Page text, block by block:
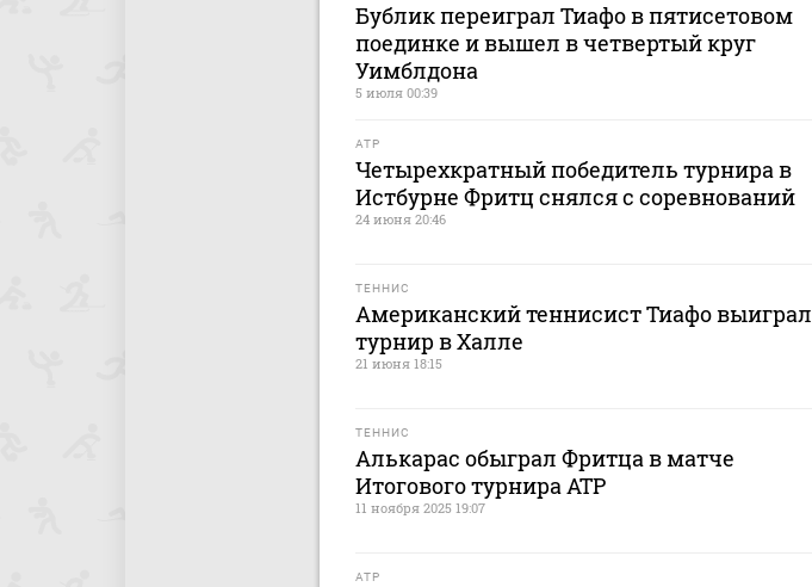
Бублик переиграл Тиафо в пятисетовом
поединке и вышел в четвертый круг
Уимблдона
5 июля 00:39
ATP
Четырехкратный победитель турнира в
Истбурне Фритц снялся с соревнований
24 июня 20:46
ТЕННИС
Американский теннисист Тиафо выиграл
турнир в Халле
21 июня 18:15
ТЕННИС
Алькарас обыграл Фритца в матче
Итогового турнира ATP
11 ноября 2025 19:07
ATP